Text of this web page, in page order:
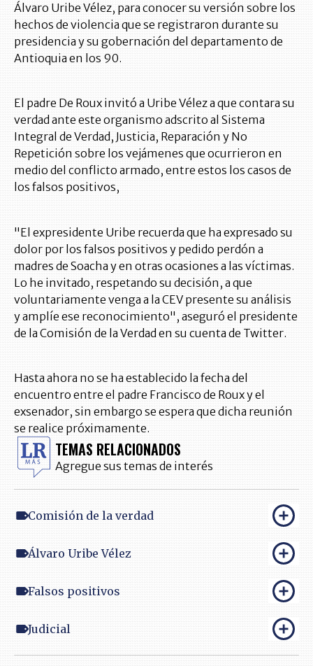
Álvaro Uribe Vélez, para conocer su versión sobre los
hechos de violencia que se registraron durante su
presidencia y su gobernación del departamento de
Antioquia en los 90.
El padre De Roux invitó a Uribe Vélez a que contara su
verdad ante este organismo adscrito al Sistema
Integral de Verdad, Justicia, Reparación y No
Repetición sobre los vejámenes que ocurrieron en
medio del conflicto armado, entre estos los casos de
los falsos positivos,
"El expresidente Uribe recuerda que ha expresado su
dolor por los falsos positivos y pedido perdón a
madres de Soacha y en otras ocasiones a las víctimas.
Lo he invitado, respetando su decisión, a que
voluntariamente venga a la CEV presente su análisis
y amplíe ese reconocimiento", aseguró el presidente
de la Comisión de la Verdad en su cuenta de Twitter.
Hasta ahora no se ha establecido la fecha del
encuentro entre el padre Francisco de Roux y el
exsenador, sin embargo se espera que dicha reunión
se realice próximamente.
TEMAS RELACIONADOS
Agregue sus temas de interés
Comisión de la verdad
Álvaro Uribe Vélez
Falsos positivos
Judicial